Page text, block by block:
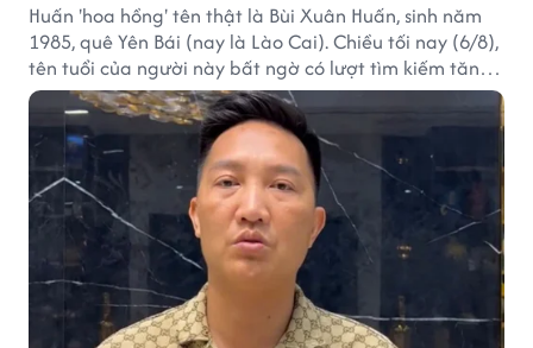
Huấn 'hoa hồng' tên thật là Bùi Xuân Huấn, sinh năm
1985, quê Yên Bái (nay là Lào Cai). Chiều tối nay (6/8),
tên tuổi của người này bất ngờ có lượt tìm kiếm tăng
vọt.